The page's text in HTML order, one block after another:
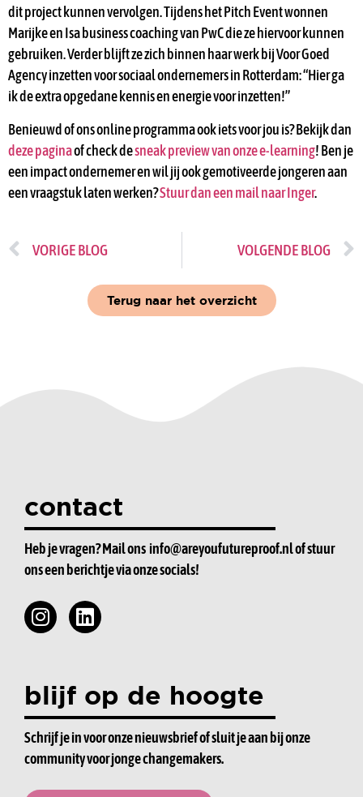
dit project kunnen vervolgen. Tijdens het Pitch Event wonnen
Marijke en Isa business coaching van PwC die ze hiervoor kunnen
gebruiken. Verder blijft ze zich binnen haar werk bij Voor Goed
Agency inzetten voor sociaal ondernemers in Rotterdam: “Hier ga
ik de extra opgedane kennis en energie voor inzetten!”
Benieuwd of ons online programma ook iets voor jou is? Bekijk dan
deze paginaof check desneak preview van onze e-learning! Ben je
een impact ondernemer en wil jij ook gemotiveerde jongeren aan
een vraagstuk laten werken?Stuur dan een mail naar Inger.
VORIGE BLOG VOLGENDE BLOG
Terug naar het overzicht
contact
Heb je vragen? Mail ons info@areyoufutureproof.nlof stuur
ons een berichtje via onze socials!
blijf op de hoogte
Schrijf je in voor onze nieuwsbrief of sluit je aan bij onze
community voor jonge changemakers.